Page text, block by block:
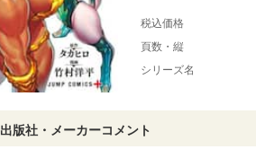
税込価格
頁数・縦
シリーズ名
出版社・メーカーコメント